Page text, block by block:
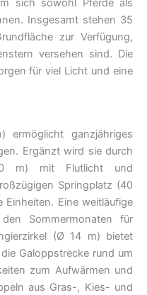
sich sowohl Pferde als
Insgesamt stehen 35
zur Verfügung,
versehen sind. Die
für viel Licht und eine
ganzjähriges
Ergänzt wird sie durch
m) mit Flutlicht und
Springplatz (40
Eine weitläufige
Sommermonaten für
(Ø 14 m) bietet
Galoppstrecke rund um
zum Aufwärmen und
aus Gras-, Kies- und